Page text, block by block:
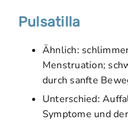
Pulsatilla
Ähnlich:
Menstruation;
durch sanfte
Unterschied:
Symptome und